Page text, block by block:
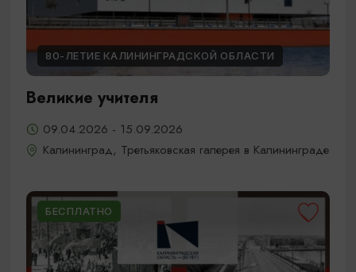
80-ЛЕТИЕ КАЛИНИНГРАДСКОЙ ОБЛАСТИ
Великие учителя
09.04.2026 - 15.09.2026
Калининград, Третьяковская галерея в Калининграде
БЕСПЛАТНО